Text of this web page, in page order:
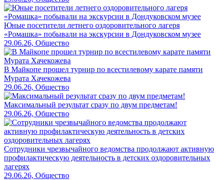
Юные посетители летнего оздоровительного лагеря
«Ромашка» побывали на экскурсии в Дондуковском музее
29.06.26, Общество
В Майкопе прошел турнир по всестилевому карате памяти
Мурата Хачекожева
29.06.26, Общество
Максимальный результат сразу по двум предметам!
29.06.26, Общество
Сотрудники чрезвычайного ведомства продолжают активную
профилактическую деятельность в детских оздоровительных
лагерях
29.06.26, Общество